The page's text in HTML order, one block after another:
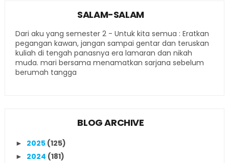
SALAM-SALAM
Dari aku yang semester 2 - Untuk kita semua : Eratkan
pegangan kawan, jangan sampai gentar dan teruskan
kuliah di tengah panasnya era lamaran dan nikah
muda. mari bersama menamatkan sarjana sebelum
berumah tangga
BLOG ARCHIVE
► 2025 (125)
► 2024 (181)